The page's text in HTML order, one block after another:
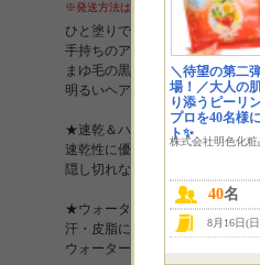
＼待望の第二
場！／大人の
り添うピーリ
プロを40名様
ト✨
株式会社明色化粧
40名
8月16日(
※発送方法は予告なく変更になる可能
ひと塗りで、まゆ毛あか抜け「
手持ちのアイブロウマスカラ・
まゆ毛の黒さを隠しサロンでカ
明るいヘアカラーの方なら単品
★速乾＆ハイカバー処方
速乾性に優れたサラッとした液
隠し切れなかった黒いまゆ毛の
★ウォーターレジスタント処方
汗・皮脂に強いエマルジョン樹
ウォーターレジスタント処方で